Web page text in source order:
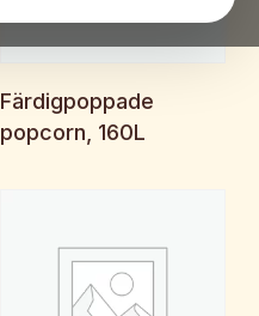
Begär offert
Färdigpoppade
popcorn, 160L